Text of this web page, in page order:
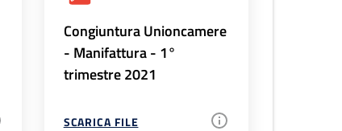
Congiuntura Unioncamere
- Manifattura - 1°
trimestre 2021
SCARICA FILE